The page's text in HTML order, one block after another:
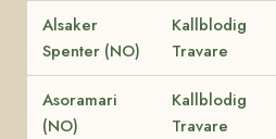
Alsaker
Spenter (NO)
Kallblodig
Travare
Asoramari
(NO)
Kallblodig
Travare